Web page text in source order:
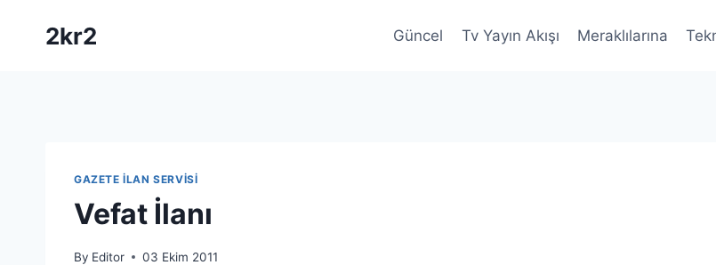
2kr2 Güncel Tv Yayın Akışı Meraklılarına
GAZETE İLAN SERVISI
Vefat İlanı
By Editor 03 Ekim 2011